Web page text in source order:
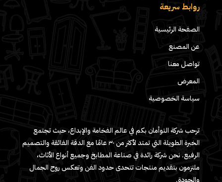
روابط سريعة
الصفحة الرئيسية
عن المصنع
تواصل معنا
المعرض
سياسة الخصوصية
ترحب شركة التوأمان بكم في عالم الفخامة والإبداع، حيث تجتمع
الخبرة الطويلة التي تمتد لأكثر من ٣٠ عامًا مع الدقة الفائقة والتصميم
الرفيع. نحن شركة رائدة في صناعة المطابخ وجميع أنواع الأثاث،
ملتزمون بتقديم منتجات تتحدى حدود الفن وتعكس روح الجمال